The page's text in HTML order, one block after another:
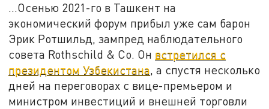
...Осенью 2021-го в Ташкент на
экономический форум прибыл уже сам барон
Эрик Ротшильд, зампред наблюдательного
совета Rothschild & Co. Он встретился с
президентом Узбекистана, а спустя несколько
дней на переговорах с вице-премьером и
министром инвестиций и внешней торговли